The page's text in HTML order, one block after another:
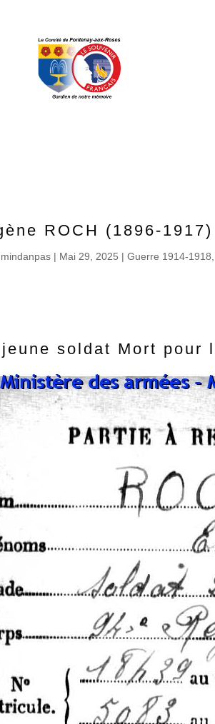
ROCH (1896-1917)
| Mai 29, 2025 | Guerre 1914-1918
soldat Mort pour